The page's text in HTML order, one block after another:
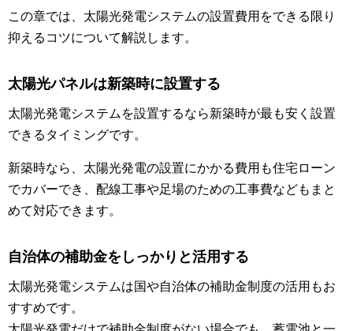
この章では、太陽光発電システムの設置費用をできる限り
抑えるコツについて解説します。
太陽光パネルは新築時に設置する
太陽光発電システムを設置するなら新築時が最も安く設置
できるタイミングです。
新築時なら、太陽光発電の設置にかかる費用も住宅ローン
でカバーでき、配線工事や足場のための工事費などもまと
めて対応できます。
自治体の補助金をしっかりと活用する
太陽光発電システムは国や自治体の補助金制度の活用もお
すすめです。